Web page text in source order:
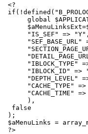
<?
global
"IS_SEF" =>
"SEF_BASE_URL"
"IBLOCK_TYPE"
"IBLOCK_ID" =>
"DEPTH_LEVEL"
"CACHE_TYPE" =>
"CACHE_TIME"
      ),
  false
);
$aMenuLinks =
?>